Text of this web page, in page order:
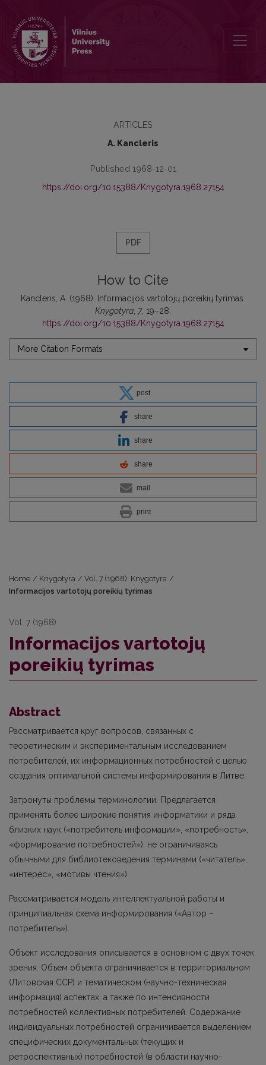
ARTICLES
A. Kancleris
Published 1968-12-01
https://doi.org/10.15388/Knygotyra.1968.27154
PDF
How to Cite
Kancleris, A. (1968). Informacijos vartotojų poreikių tyrimas.
Knygotyra 7, 19–28.
https://doi.org/10.15388/Knygotyra.1968.27154
More Citation Formats
post
share
share
share
mail
print
Home / Knygotyra / Vol. 7 (1968): Knygotyra /
Informacijos vartotojų poreikių tyrimas
Vol. 7 (1968)
Informacijos vartotojų
poreikių tyrimas
Abstract
Рассматривается круг вопросов, связанных с
теоретическим и экспериментальным исследованием
потребителей, их информационных потребностей с целью
создания оптимальной системы информирования в Литве.
Затронуты проблемы терминологии. Предлагается
применять более широкие понятия информатики и ряда
близких наук («потребитель информации», «потребность»,
«формирование потребностей»), не ограничиваясь
обычными для библиотековедения терминами («читатель»,
«интерес», «мотивы чтения»).
Рассматривается модель интеллектуальной работы и
принципиальная схема информирования («Автор –
потребитель»).
Объект исследования описывается в основном с двух точек
зрения. Объем объекта ограничивается в территориальном
(Литовская ССР) и тематическом (научно-техническая
информация) аспектах, а также по интенсивности
потребностей коллективных потребителей. Содержание
индивидуальных потребностей ограничивается выделением
специфических документальных (текущих и
ретроспективных) потребностей (в области научно-